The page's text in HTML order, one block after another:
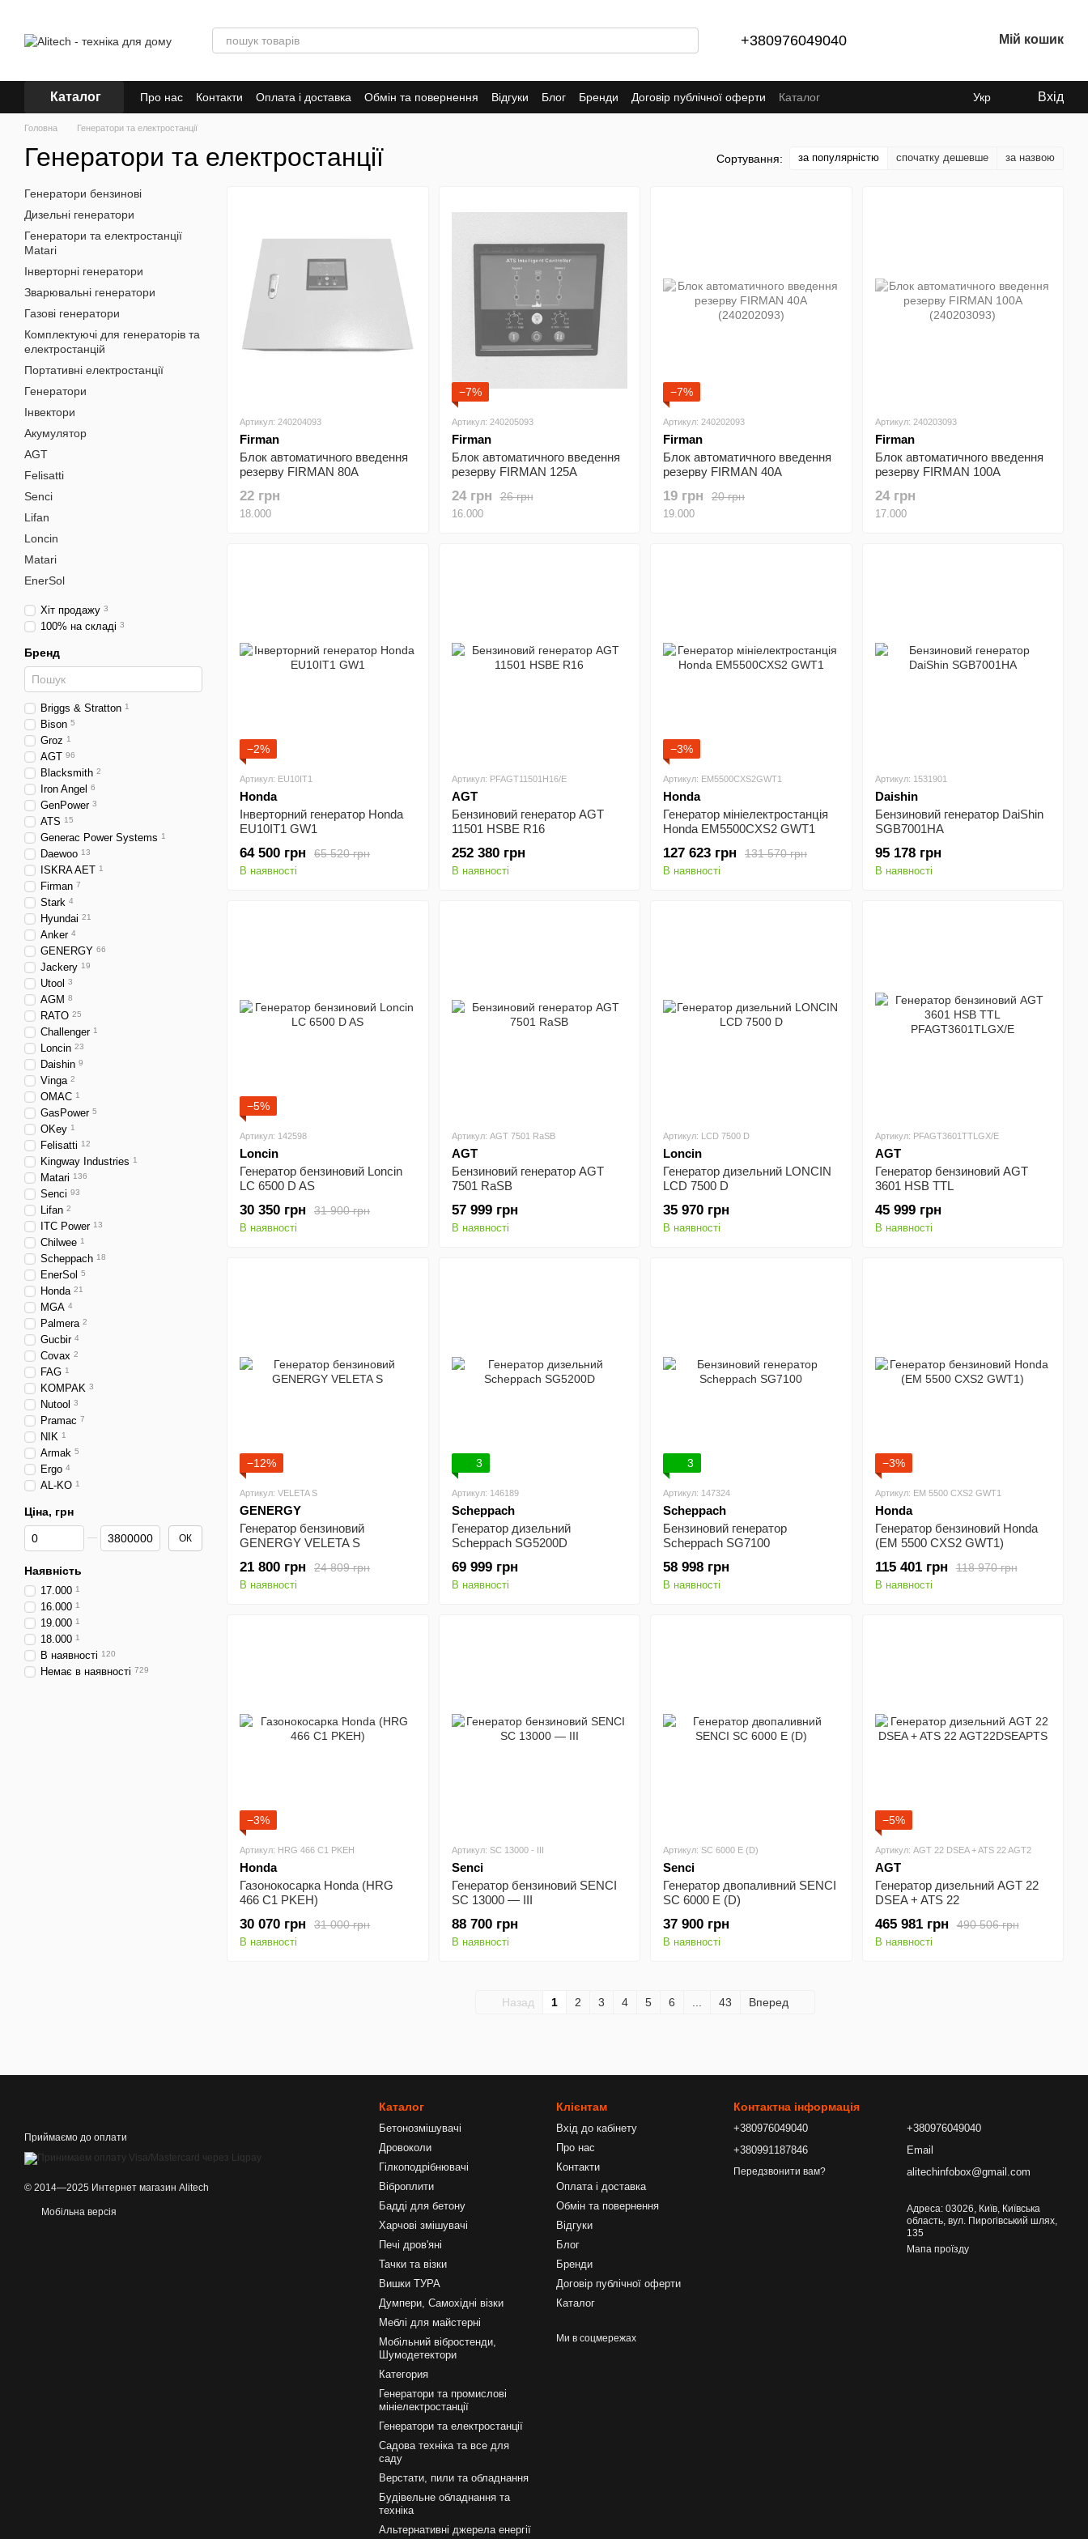
+380976049040 Мій кошик
Каталог Про нас Контакти Оплата і доставка Обмін та повернення Відгуки Блог Бренди Договір публічної оферти Каталог Укр Вхід
Головна Генератори та електростанції
Генератори та електростанції Сортування: за популярністю спочатку дешевше за назвою
Артикул: 240204093
Firman
Блок автоматичного введення
резерву FIRMAN 80А
22 грн
18.000
−7%
Артикул: 240205093
Firman
Блок автоматичного введення
резерву FIRMAN 125А
26 грн
24 грн
16.000
−7%
Артикул: 240202093
Firman
Блок автоматичного введення
резерву FIRMAN 40А
20 грн
19 грн
19.000
Артикул: 240203093
Firman
Блок автоматичного введення
резерву FIRMAN 100А
24 грн
17.000
−2%
Артикул: EU10IT1
Honda
Інверторний генератор Honda
EU10IT1 GW1
65 520 грн
64 500 грн
В наявності
Артикул: PFAGT11501H16/E
AGT
Бензиновий генератор AGT
11501 HSBE R16
252 380 грн
В наявності
−3%
Артикул: EM5500CXS2GWT1
Honda
Генератор мініелектростанція
Honda EM5500CXS2 GWT1
131 570 грн
127 623 грн
В наявності
Артикул: 1531901
Daishin
Бензиновий генератор DaiShin
SGB7001HA
95 178 грн
В наявності
−5%
Артикул: 142598
Loncin
Генератор бензиновий Loncin
LC 6500 D AS
31 900 грн
30 350 грн
В наявності
Артикул: AGT 7501 RaSB
AGT
Бензиновий генератор AGT
7501 RaSB
57 999 грн
В наявності
Артикул: LCD 7500 D
Loncin
Генератор дизельний LONCIN
LCD 7500 D
35 970 грн
В наявності
Артикул: PFAGT3601TTLGX/E
AGT
Генератор бензиновий AGT
3601 HSB TTL
45 999 грн
В наявності
−12%
Артикул: VELETA S
GENERGY
Генератор бензиновий
GENERGY VELETA S
24 809 грн
21 800 грн
В наявності
3
Артикул: 146189
Scheppach
Генератор дизельний
Scheppach SG5200D
69 999 грн
В наявності
3
Артикул: 147324
Scheppach
Бензиновий генератор
Scheppach SG7100
58 998 грн
В наявності
−3%
Артикул: EM 5500 CXS2 GWT1
Honda
Генератор бензиновий Honda
(EM 5500 CXS2 GWT1)
118 970 грн
115 401 грн
В наявності
−3%
Артикул: HRG 466 С1 PKEH
Honda
Газонокосарка Honda (HRG
466 С1 PKEH)
31 000 грн
30 070 грн
В наявності
Артикул: SC 13000 - III
Senci
Генератор бензиновий SENCI
SC 13000 — III
88 700 грн
В наявності
Артикул: SC 6000 E (D)
Senci
Генератор двопаливний SENCI
SC 6000 E (D)
37 900 грн
В наявності
−5%
Артикул: AGT 22 DSEA + ATS 22 AGT2
AGT
Генератор дизельний AGT 22
DSEA + ATS 22
490 506 грн
465 981 грн
В наявності
Назад 1 2 3 4 5 6 43 Вперед
Генератори бензинові
Дизельні генератори
Генератори та електростанції
Matari
Інверторні генератори
Зварювальні генератори
Газові генератори
Комплектуючі для генераторів та
електростанцій
Портативні електростанції
Генератори
Інвектори
Акумулятор
AGT
Felisatti
Senci
Lifan
Loncin
Matari
EnerSol
Хіт продажу 3
100% на складі 3
Бренд
Briggs & Stratton 1
Bison 5
Groz 1
AGT 96
Blacksmith 2
Iron Angel 6
GenPower 3
ATS 15
Generac Power Systems 1
Daewoo 13
ISKRA AET 1
Firman 7
Stark 4
Hyundai 21
Anker 4
GENERGY 66
Jackery 19
Utool 3
AGM 8
RATO 25
Challenger 1
Loncin 23
Daishin 9
Vinga 2
OMAC 1
GasPower 5
OKey 1
Felisatti 12
Kingway Industries 1
Matari 136
Senci 93
Lifan 2
ITC Power 13
Chilwee 1
Scheppach 18
EnerSol 5
Honda 21
MGA 4
Palmera 2
Gucbir 4
Covax 2
FAG 1
KOMPAK 3
Nutool 3
Pramac 7
NIK 1
Armak 5
Ergo 4
AL-KO 1
Ціна, грн
Від Ціна, грн
До Ціна, грн ОК
Наявність
17.000 1
16.000 1
19.000 1
18.000 1
В наявності 120
Немає в наявності 729
Приймаємо до оплати
© 2014—2025 Интернет магазин Alitech
Мобільна версія
Каталог
Бетонозмішувачі
Дровоколи
Гілкоподрібнювачі
Віброплити
Бадді для бетону
Харчові змішувачі
Печі дров'яні
Тачки та візки
Вишки ТУРА
Думпери, Самохідні візки
Меблі для майстерні
Мобільний вібростенди,
Шумодетектори
Категория
Генератори та промислові
мініелектростанції
Генератори та електростанції
Садова техніка та все для
саду
Верстати, пили та обладнання
Будівельне обладнання та
техніка
Альтернативні джерела енергії
Клієнтам
Вхід до кабінету
Про нас
Контакти
Оплата і доставка
Обмін та повернення
Відгуки
Блог
Бренди
Договір публічної оферти
Каталог
Ми в соцмережах
Контактна інформація
+380976049040
+380991187846
Передзвонити вам?
+380976049040
Email
alitechinfobox@gmail.com
Адреса: 03026, Київ, Київська
область, вул. Пирогівський шлях,
135
Мапа проїзду